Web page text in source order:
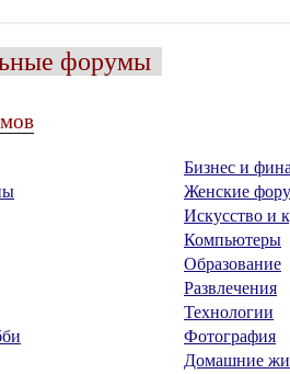
форумы
Бизнес и
Женские
Искусство и
Компьютеры
Образование
Развлечения
Технологии
Фотография
Домашние